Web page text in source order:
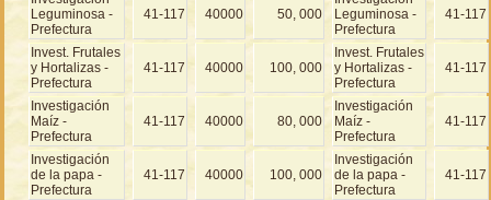
Leguminosa -
Prefectura
41-117 40000 50, 000
Leguminosa -
Prefectura
41-117
Invest. Frutales
y Hortalizas -
Prefectura
41-117 40000 100, 000
Invest. Frutales
y Hortalizas -
Prefectura
41-117
Investigación
Maíz -
Prefectura
41-117 40000 80, 000
Investigación
Maíz -
Prefectura
41-117
Investigación
de la papa -
Prefectura
41-117 40000 100, 000
Investigación
de la papa -
Prefectura
41-117